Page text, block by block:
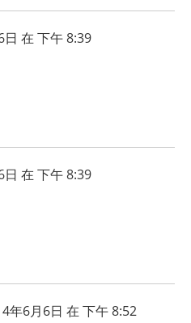
在 下午 8:39
在 下午 8:39
年6月6日 在 下午 8:52